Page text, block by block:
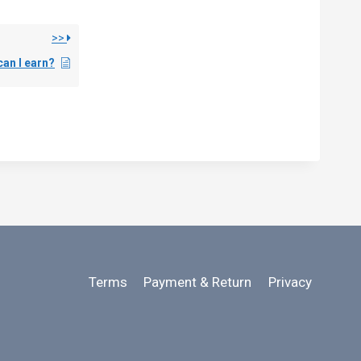
>>
I earn?
Terms Payment & Return Privacy